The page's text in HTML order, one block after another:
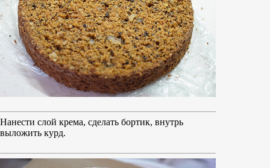
Нанести слой крема, сделать бортик, внутрь
выложить курд.